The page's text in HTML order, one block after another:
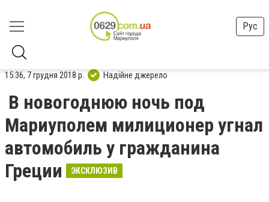
Рус
15:36, 7 грудня 2018 р. Надійне джерело
В новогоднюю ночь под
Мариуполем милиционер угнал
автомобиль у гражданина
Греции
ЭКСКЛЮЗИВ